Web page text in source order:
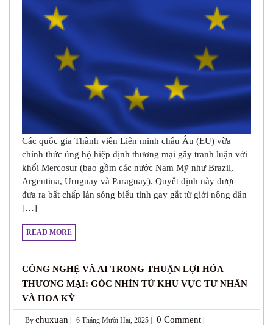
Các quốc gia Thành viên Liên minh châu Âu (EU) vừa
chính thức ủng hộ hiệp định thương mại gây tranh luận với
khối Mercosur (bao gồm các nước Nam Mỹ như Brazil,
Argentina, Uruguay và Paraguay). Quyết định này được
đưa ra bất chấp làn sóng biểu tình gay gắt từ giới nông dân
[…]
READ MORE
CÔNG NGHỆ VÀ AI TRONG THUẬN LỢI HÓA
THƯƠNG MẠI: GÓC NHÌN TỪ KHU VỰC TƯ NHÂN
VÀ HOA KỲ
By chuxuan | 6 Tháng Mười Hai, 2025 | 0 Comment |